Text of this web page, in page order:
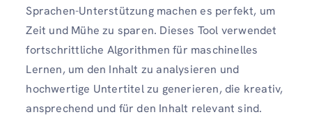
Sprachen-Unterstützung machen es perfekt, um
Zeit und Mühe zu sparen. Dieses Tool verwendet
fortschrittliche Algorithmen für maschinelles
Lernen, um den Inhalt zu analysieren und
hochwertige Untertitel zu generieren, die kreativ,
ansprechend und für den Inhalt relevant sind.